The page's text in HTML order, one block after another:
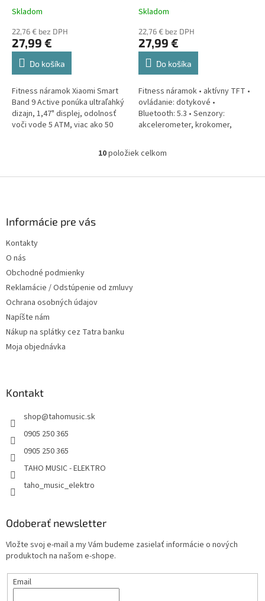
Skladom
22,76 € bez DPH
27,99 €
Do košíka
Fitness náramok Xiaomi Smart
Band 9 Active ponúka ultraľahký
dizajn, 1,47" displej, odolnosť
voči vode 5 ATM, viac ako 50
srdcového tepu, okysličenia...
Skladom
22,76 € bez DPH
27,99 €
Do košíka
Fitness náramok • aktívny TFT •
ovládanie: dotykové •
Bluetooth: 5.3 • Senzory:
akcelerometer, krokomer,
Notifikácia: hovor, SMS •
Kompatibilné s:...
O
l
k
10položiek celkom
Informácie pre vás
Kontakty
O nás
Obchodné podmienky
Reklamácie / Odstúpenie od zmluvy
Ochrana osobných údajov
Napíšte nám
Nákup na splátky cez Tatra banku
Moja objednávka
Kontakt
shop@tahomusic.sk
0905 250 365
0905 250 365
TAHO MUSIC - ELEKTRO
taho_music_elektro
Odoberať newsletter
Vložte svoj e-mail a my Vám budeme zasielať informácie o nových
produktoch na našom e-shope.
Email